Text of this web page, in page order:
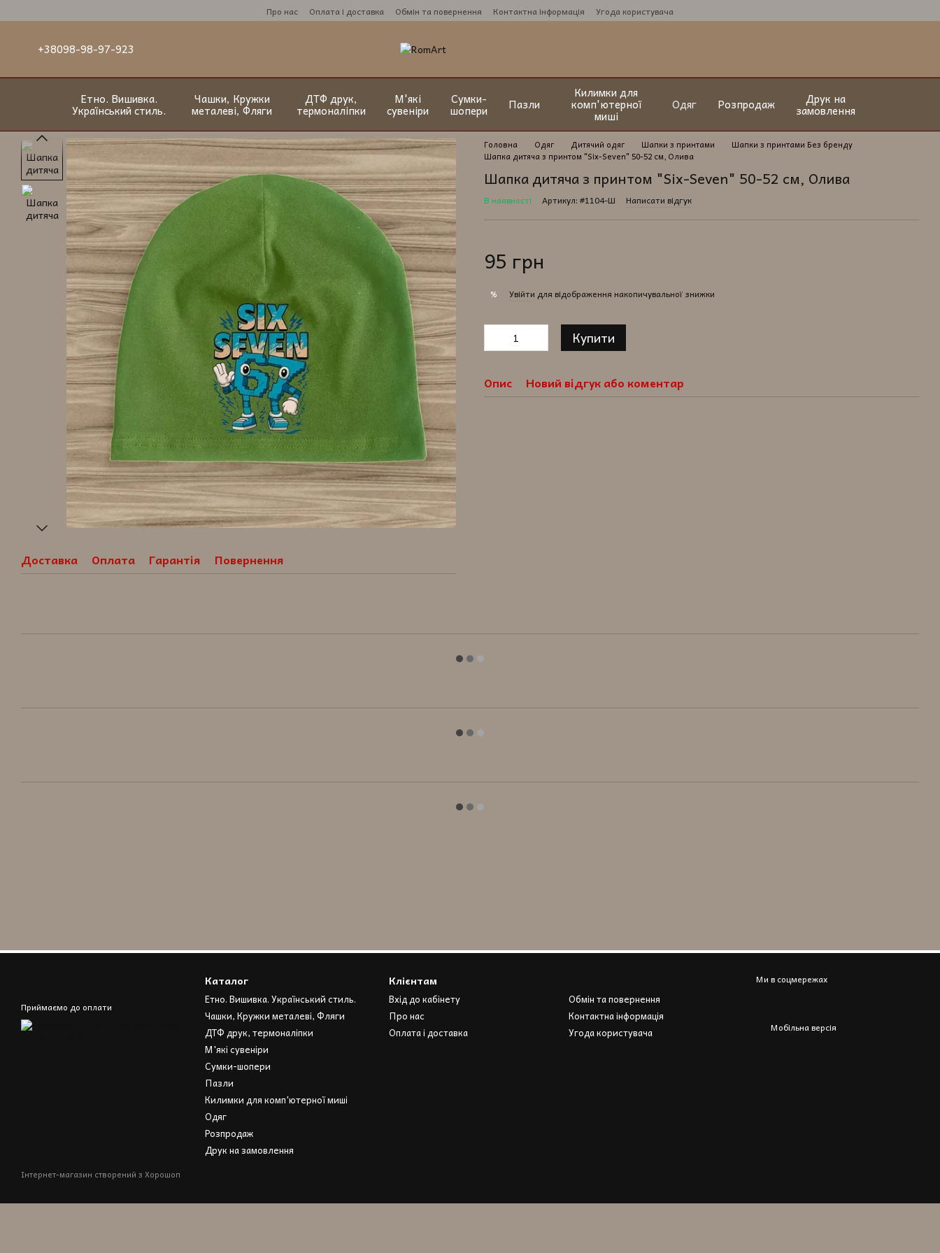
Про нас Оплата і доставка Обмін та повернення Контактна інформація Угода користувача
+38098-98-97-923
Етно. Вишивка.
Український стиль.
Чашки, Кружки
металеві, Фляги
ДТФ друк,
термоналіпки
М'які
сувеніри
Сумки-
шопери Пазли
Килимки для
комп'ютерної
миші
Одяг Розпродаж Друк на
замовлення
Доставка Оплата Гарантія Повернення
Головна Одяг Дитячий одяг Шапки з принтами
Шапки з принтами Без бренду
Шапка дитяча з принтом "Six-Seven" 50-52 см, Олива
Шапка дитяча з принтом "Six-Seven" 50-52 см, Олива
В наявності Артикул: #1104-Ш Написати відгук
95 грн
% Увійти для відображення накопичувальної знижки
Купити
Опис Новий відгук або коментар
Приймаємо до оплати
Інтернет-магазин створений з Хорошоп
Каталог
Етно. Вишивка. Український стиль.
Чашки, Кружки металеві, Фляги
ДТФ друк, термоналіпки
М'які сувеніри
Сумки-шопери
Пазли
Килимки для комп'ютерної миші
Одяг
Розпродаж
Друк на замовлення
Клієнтам
Вхід до кабінету
Про нас
Оплата і доставка
Обмін та повернення
Контактна інформація
Угода користувача
Ми в соцмережах
Мобільна версія